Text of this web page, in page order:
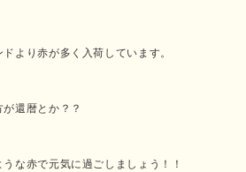
より赤が多く入荷しています。
還暦とか？？
な赤で元気に過ごしましょう！！